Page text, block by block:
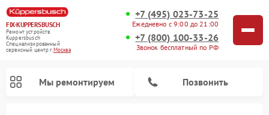
FIX-KUPPERSBUSCH
Ремонт устройств
Kuppersbusch
Специализированный
cервисный центр г.Москва
+7 (495) 023-73-25
Ежедневно с 9:00 до 21:00
+7 (800) 100-33-26
Звонок бесплатный по РФ
Мы ремонтируем Позвонить